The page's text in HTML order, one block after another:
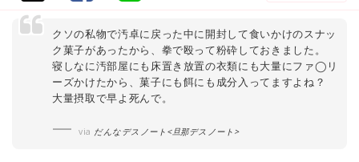
クソの私物で汚卓に戻った中に開封して食いかけのスナッ
ク菓子があったから、拳で殴って粉砕しておきました。
寝しなに汚部屋にも床置き放置の衣類にも大量にファ◯リ
ーズかけたから、菓子にも餌にも成分入ってますよね？
大量摂取で早よ死んで。
via だんなデスノート<旦那デスノート>